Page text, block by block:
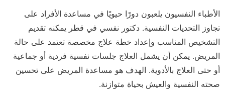
الأطباء النفسيون يلعبون دورًا حيويًا في مساعدة الأفراد على
تجاوز التحديات النفسية. دكتور نفسي في قطر يمكنه تقديم
التشخيص المناسب وإعداد خطة علاج مخصصة تعتمد على حالة
المريض. يمكن أن يشمل العلاج جلسات نفسية فردية أو جماعية
أو حتى العلاج بالأدوية. الهدف هو مساعدة المريض على تحسين
صحته النفسية والعيش بحياة متوازنة.